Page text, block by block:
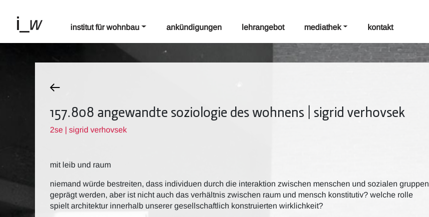
institut für wohnbau ankündigungen lehrangebot mediathek kontakt
157.808 angewandte soziologie des wohnens | sigrid verhovsek
2se | sigrid verhovsek
mit leib und raum
niemand würde bestreiten, dass individuen durch die interaktion zwischen menschen und sozialen gruppen
geprägt werden, aber ist nicht auch das verhältnis zwischen raum und mensch konstitutiv? welche rolle
spielt architektur innerhalb unserer gesellschaftlich konstruierten wirklichkeit?